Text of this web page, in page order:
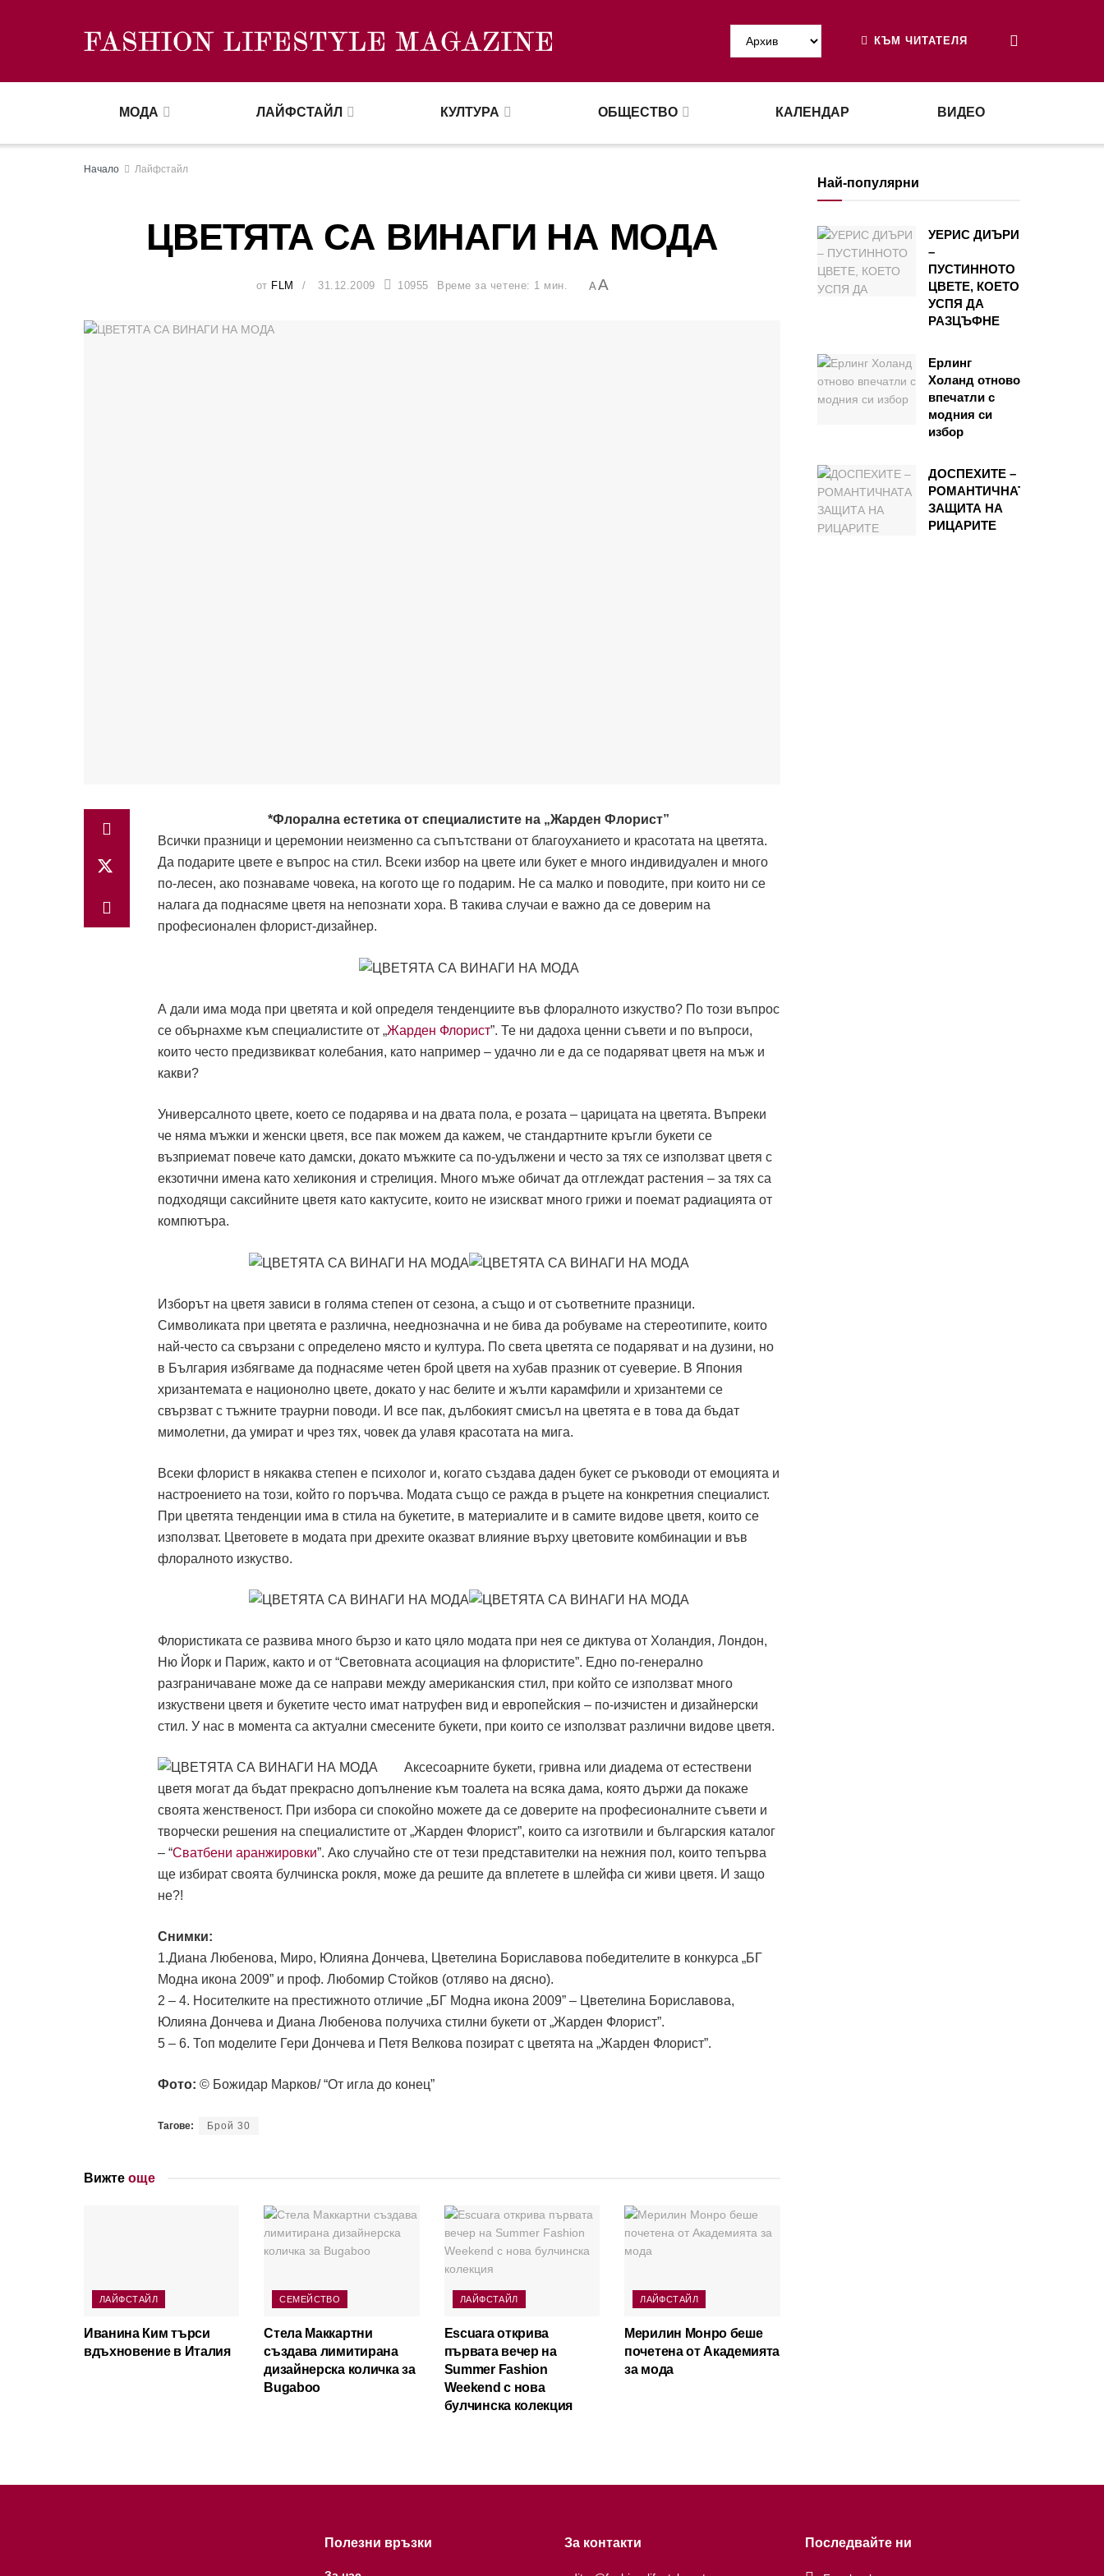
КЪМ ЧИТАТЕЛЯ
МОДА ЛАЙФСТАЙЛ КУЛТУРА ОБЩЕСТВО КАЛЕНДАР ВИДЕО
Начало Лайфстайл
ЦВЕТЯТА СА ВИНАГИ НА МОДА
от FLM 31.12.2009 10955 Време за четене: 1 мин. AA
*Флорална естетика от специалистите на „Жарден Флорист”
Всички празници и церемонии неизменно са съпътствани от благоуханието и красотата на цветята.
Да подарите цвете е въпрос на стил. Всеки избор на цвете или букет е много индивидуален и много
по-лесeн, ако познаваме човека, на когото ще го подарим. Не са малко и поводите, при които ни се
налага да поднасяме цветя на непознати хора. В такива случаи е важно да се доверим на
професионален флорист-дизайнер.
А дали има мода при цветята и кой определя тенденциите във флоралното изкуство? По този въпрос
се обърнахме към специалистите от „Жарден Флорист”. Те ни дадоха ценни съвети и по въпроси,
които често предизвикват колебания, като например – удачно ли е да се подаряват цветя на мъж и
какви?
Универсалното цвете, което се подарява и на двата пола, е розата – царицата на цветята. Въпреки
че няма мъжки и женски цветя, все пак можем да кажем, че стандартните кръгли букети се
възприемат повече като дамски, докато мъжките са по-удължени и често за тях се използват цветя с
екзотични имена като хеликония и стрелиция. Много мъже обичат да отглеждат растения – за тях са
подходящи саксийните цветя като кактусите, които не изискват много грижи и поемат радиацията от
компютъра.
Изборът на цветя зависи в голяма степен от сезона, а също и от съответните празници.
Символиката при цветята е различна, нееднозначна и не бива да робуваме на стереотипите, които
най-често са свързани с определено място и култура. По света цветята се подаряват и на дузини, но
в България избягваме да поднасяме четен брой цветя на хубав празник от суеверие. В Япония
хризантемата е национолно цвете, докато у нас белите и жълти карамфили и хризантеми се
свързват с тъжните траурни поводи. И все пак, дълбокият смисъл на цветята е в това да бъдат
мимолетни, да умират и чрез тях, човек да улавя красотата на мига.
Всеки флорист в някаква степен е психолог и, когато създава даден букет се ръководи от емоцията и
настроението на този, който го поръчва. Модата също се ражда в ръцете на конкретния специалист.
При цветята тенденции има в стила на букетите, в материалите и в самите видове цветя, които се
използват. Цветовете в модата при дрехите оказват влияние върху цветовите комбинации и във
флоралното изкуство.
Флористиката се развива много бързо и като цяло модата при нея се диктува от Холандия, Лондон,
Ню Йорк и Париж, както и от “Световната асоциация на флористите”. Едно по-генерално
разграничаване може да се направи между американския стил, при който се използват много
изкуствени цветя и букетите често имат натруфен вид и европейския – по-изчистен и дизайнерски
стил. У нас в момента са актуални смесените букети, при които се използват различни видове цветя.
Аксесоарните букети, гривна или диадема от естествени
цветя могат да бъдат прекрасно допълнение към тоалета на всяка дама, която държи да покаже
своята женственост. При избора си спокойно можете да се доверите на професионалните съвети и
творчески решения на специалистите от „Жарден Флорист”, които са изготвили и българския каталог
– “Сватбени аранжировки”. Ако случайно сте от тези представителки на нежния пол, които тепърва
ще избират своята булчинска рокля, може да решите да вплетете в шлейфа си живи цветя. И защо
не?!
Снимки:
1.Диана Любенова, Миро, Юлияна Дончева, Цветелина Бориславова победителите в конкурса „БГ
Модна икона 2009” и проф. Любомир Стойков (отляво на дясно).
2 – 4. Носителките на престижното отличие „БГ Модна икона 2009” – Цветелина Бориславова,
Юлияна Дончева и Диана Любенова получиха стилни букети от „Жарден Флорист”.
5 – 6. Топ моделите Гери Дончева и Петя Велкова позират с цветята на „Жарден Флорист”.
Фото: © Божидар Марков/ “От игла до конец”
Тагове: Брой 30
Вижте още
ЛАЙФСТАЙЛ
Иванина Ким търси
вдъхновение в Италия
СЕМЕЙСТВО
Стела Маккартни
създава лимитирана
дизайнерска количка за
Bugaboo
ЛАЙФСТАЙЛ
Escuara открива
първата вечер на
Summer Fashion
Weekend с нова
булчинска колекция
ЛАЙФСТАЙЛ
Мерилин Монро беше
почетена от Академията
за мода
Най-популярни
УЕРИС ДИЪРИ
–
ПУСТИННОТО
ЦВЕТЕ, КОЕТО
УСПЯ ДА
РАЗЦЪФНЕ
Ерлинг
Холанд отново
впечатли с
модния си
избор
ДОСПЕХИТЕ –
РОМАНТИЧНАТА
ЗАЩИТА НА
РИЦАРИТЕ
Полезни връзки За контакти Последвайте ни